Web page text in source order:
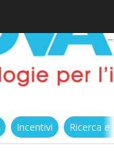
Incentivi Ricerca